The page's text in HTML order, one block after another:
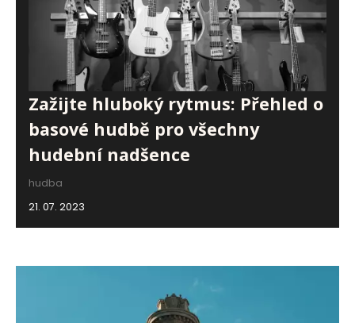
Zažijte hluboký rytmus: Přehled o
basové hudbě pro všechny
hudební nadšence
hudba
21. 07. 2023